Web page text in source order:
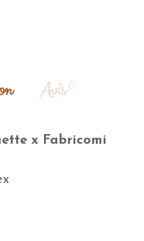
Avis 0
x Fabricomi